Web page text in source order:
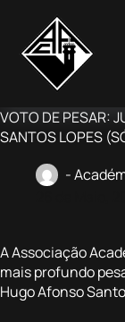
conteúdo
VOTO DE PESAR:
SANTOS LOPES
-
A Associação
mais profundo
Hugo Afonso